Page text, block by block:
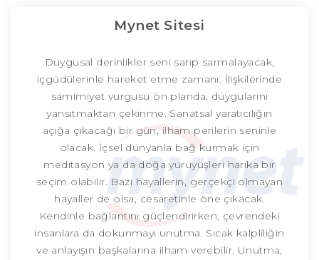
Mynet Sitesi
Duygusal derinlikler seni sarıp sarmalayacak,
içgüdülerinle hareket etme zamanı. İlişkilerinde
samimiyet vurgusu ön planda, duygularını
yansıtmaktan çekinme. Sanatsal yaratıcılığın
açığa çıkacağı bir gün, ilham perilerin seninle
olacak. İçsel dünyanla bağ kurmak için
meditasyon ya da doğa yürüyüşleri harika bir
seçim olabilir. Bazı hayallerin, gerçekçi olmayan
hayaller de olsa, cesaretinle öne çıkacak.
Kendinle bağlantını güçlendirirken, çevrendeki
insanlara da dokunmayı unutma. Sıcak kalpliliğin
ve anlayışın başkalarına ilham verebilir. Unutma,